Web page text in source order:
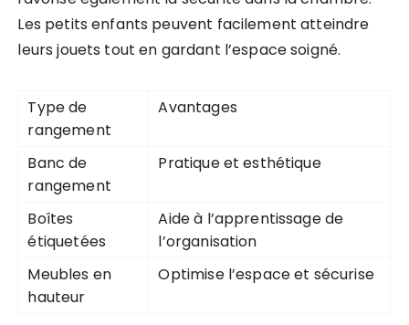
Les petits enfants peuvent facilement atteindre
leurs jouets tout en gardant l’espace soigné.
Type de
rangement
Avantages
Banc de
rangement
Pratique et esthétique
Boîtes
étiquetées
Aide à l’apprentissage de
l’organisation
Meubles en
hauteur
Optimise l’espace et sécurise